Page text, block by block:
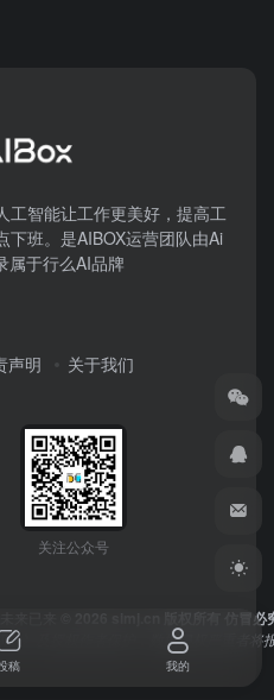
工智能让工作更美好，提高工
下班。是AIBOX运营团队由Ai
属于行么AI品牌
声明 关于我们
关注公众号
© 2026 simj.cn 版权所有 仿冒必
》及授权作者保护，数据侵权严重者将
稿 我的